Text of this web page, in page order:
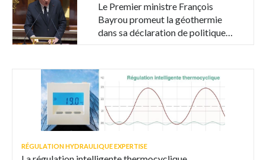
Le Premier ministre François
Bayrou promeut la géothermie
dans sa déclaration de politique
RÉGULATION HYDRAULIQUE EXPERTISE